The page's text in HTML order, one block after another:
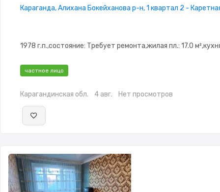
Караганда, Алихана Бокейханова р-н, 1 квартал 2 -
1978 г.п.,состояние: Требует ремонта,жилая пл.: 17.0
частное лицо
Карагандинская обл. 4 авг. Нет просмотров